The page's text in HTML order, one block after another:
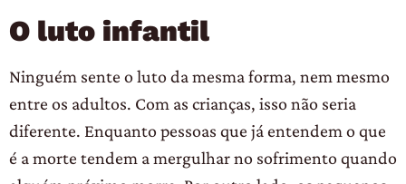
O luto infantil
Ninguém sente o luto da mesma forma, nem mesmo
entre os adultos. Com as crianças, isso não seria
diferente. Enquanto pessoas que já entendem o que
é a morte tendem a mergulhar no sofrimento quando